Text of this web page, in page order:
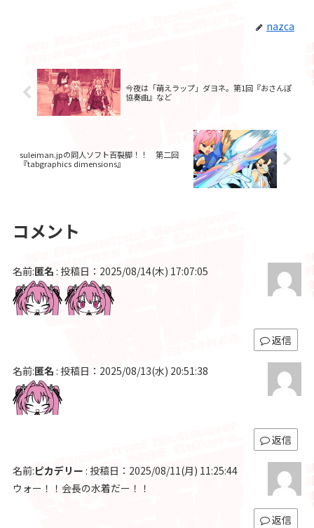
nazca
今夜は「萌えラップ」ダヨネ。第1回『おさんぽ
協奏曲』など
suleiman.jpの同人ソフト百裂脚！！ 第二回
『tabgraphics dimensions』
コメント
名前:匿名 : 投稿日：2025/08/14(木) 17:07:05
返信
名前:匿名 : 投稿日：2025/08/13(水) 20:51:38
返信
名前:ピカデリー : 投稿日：2025/08/11(月) 11:25:44
ウォー！！会長の水着だー！！
返信